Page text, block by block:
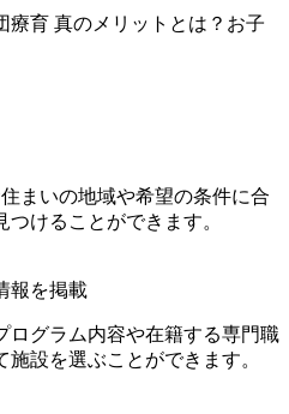
療育 真のメリットとは？お子
まいの地域や希望の条件に合
けることができます。
報を掲載
ログラム内容や在籍する専門職
設を選ぶことができます。